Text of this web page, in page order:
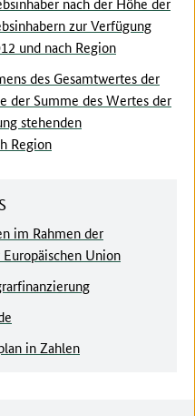
zur Verfügung
und nach Region
des Gesamtwertes der
der Summe des Wertes der
stehenden
Region
im Rahmen der
Union
in Zahlen